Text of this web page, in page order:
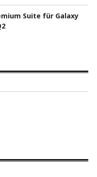
Suite für Galaxy